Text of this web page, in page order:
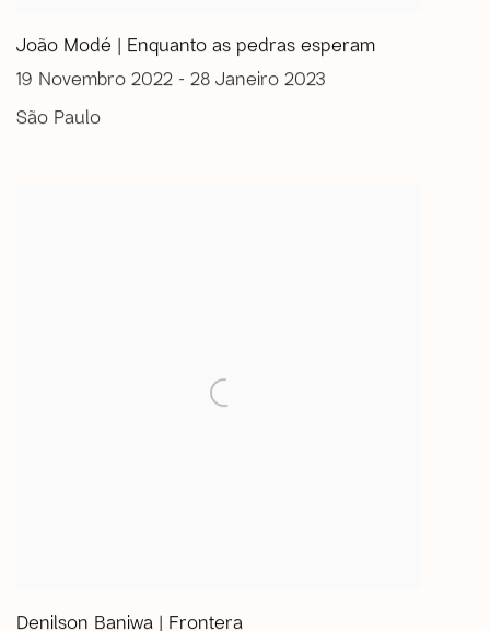
João Modé | Enquanto as pedras esperam
19 Novembro 2022 - 28 Janeiro 2023
São Paulo
Denilson Baniwa | Frontera